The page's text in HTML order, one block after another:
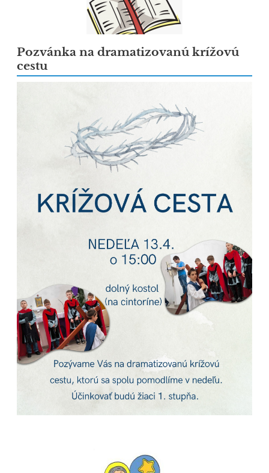
Pozvánka na dramatizovanú krížovú
cestu